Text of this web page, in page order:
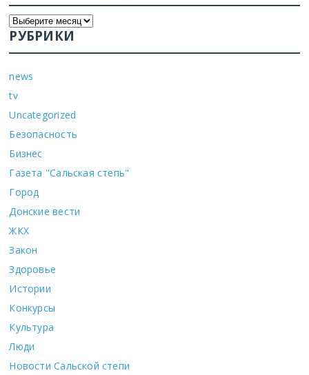
РУБРИКИ
news
tv
Uncategorized
Безопасность
Бизнес
Газета "Сальская степь"
Город
Донские вести
ЖКХ
Закон
Здоровье
Истории
Конкурсы
Культура
Люди
Новости Сальской степи